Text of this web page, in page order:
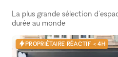
La plus grande sélection
durée au monde
PROPRIÉTAIRE RÉACTIF < 4H